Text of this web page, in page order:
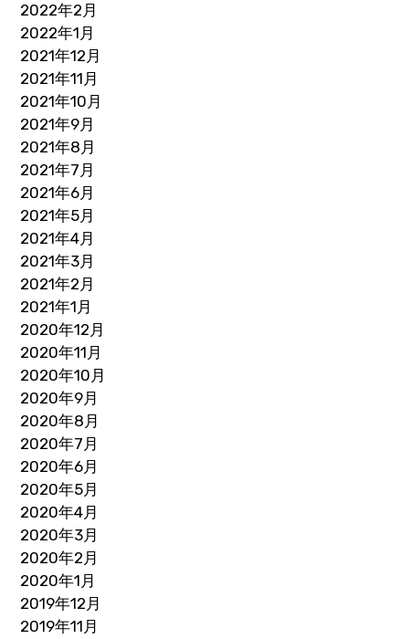
2022年2月
2022年1月
2021年12月
2021年11月
2021年10月
2021年9月
2021年8月
2021年7月
2021年6月
2021年5月
2021年4月
2021年3月
2021年2月
2021年1月
2020年12月
2020年11月
2020年10月
2020年9月
2020年8月
2020年7月
2020年6月
2020年5月
2020年4月
2020年3月
2020年2月
2020年1月
2019年12月
2019年11月